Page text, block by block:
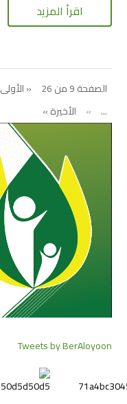
اقرأ المزيد
الصفحة 9 من 26 « الأولى
...
» الأخيرة »
Tweets by BerAloyoon